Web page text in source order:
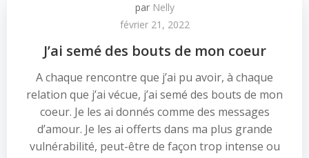
par Nelly
février 21, 2022
J’ai semé des bouts de mon coeur
A chaque rencontre que j’ai pu avoir, à chaque
relation que j’ai vécue, j’ai semé des bouts de mon
coeur. Je les ai donnés comme des messages
d’amour. Je les ai offerts dans ma plus grande
vulnérabilité, peut-être de façon trop intense ou